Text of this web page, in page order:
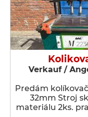
Verkauf /
Predám
32mm Stroj
materiálu 2ks.